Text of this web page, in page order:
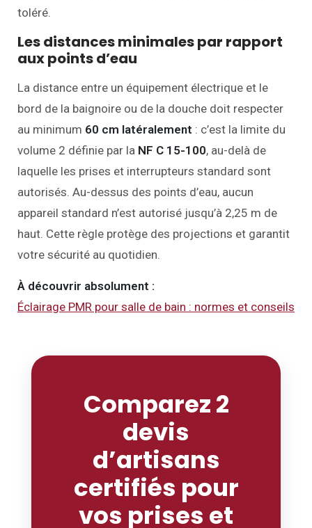
toléré.
Les distances minimales par rapport
aux points d’eau
La distance entre un équipement électrique et le
bord de la baignoire ou de la douche doit respecter
au minimum 60 cm latéralement : c’est la limite du
volume 2 définie par la NF C 15-100, au-delà de
laquelle les prises et interrupteurs standard sont
autorisés. Au-dessus des points d’eau, aucun
appareil standard n’est autorisé jusqu’à 2,25 m de
haut. Cette règle protège des projections et garantit
votre sécurité au quotidien.
À découvrir absolument :
Éclairage PMR pour salle de bain : normes et conseils
Comparez 2
devis
d’artisans
certifiés pour
vos prises et